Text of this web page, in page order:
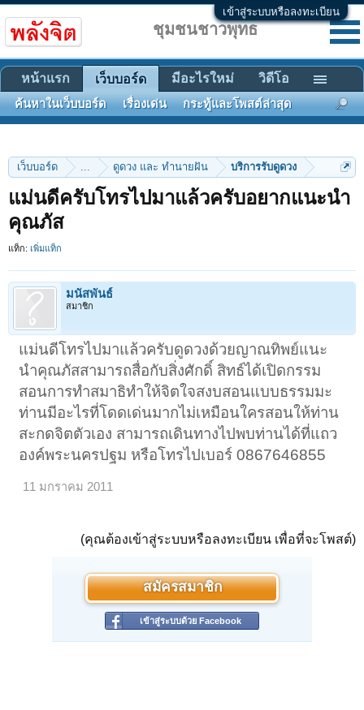
เข้าสู่ระบบหรือลงทะเบียน
เว็บบอร์ด ... ดูดวง และ ทำนายฝัน บริการรับดูดวง
แม่นดีครับโทรไปมาแล้วครับอยากแนะนำ
คุณภัส
แท็ก: เพิ่มแท็ก
มนัสพันธ์
สมาชิก
แม่นดีโทรไปมาแล้วครับดูดวงด้วยญาณทิพย์แนะ
นำคุณภัสสามารถสื่อกับสิ่งศักดิ์ สิทธ์ได้เปิดกรรม
สอนการทำสมาธิทำให้จิตใจสงบสอนแบบธรรมมะ
ท่านมีอะไรที่โดดเด่นมากไม่เหมือนใครสอนให้ท่าน
สะกดจิตตัวเอง สามารถเดินทางไปพบท่านได้ที่แถว
องค์พระนครปฐม หรือโทรไปเบอร์ 0867646855
11 มกราคม 2011
(คุณต้องเข้าสู่ระบบหรือลงทะเบียน เพื่อที่จะโพสต์)
สมัครสมาชิก
เข้าสู่ระบบด้วย Facebook
ชุมชนชาวพุทธ
หน้าแรก เว็บบอร์ด
ค้นหาในเว็บบอร์ด เรื่องเด่น กระทู้และโพสต์ล่าสุด
มีอะไรใหม่ วิดีโอ